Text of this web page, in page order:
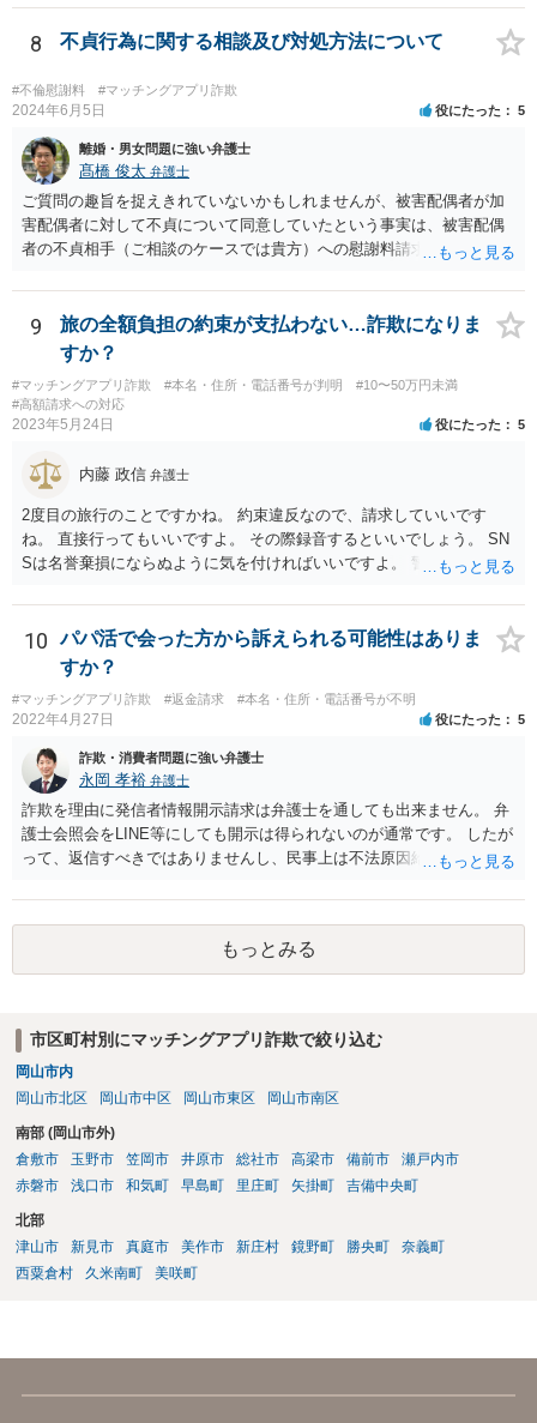
8 不貞行為に関する相談及び対処方法について
#不倫慰謝料 #マッチングアプリ詐欺
2024年6月5日 役にたった 5
離婚・男女問題に強い弁護士
髙橋 俊太 弁護士
ご質問の趣旨を捉えきれていないかもしれませんが、被害配偶者が加
害配偶者に対して不貞について同意していたという事実は、被害配偶
者の不貞相手（ご相談のケースでは貴方）への慰謝料請求に対する反
9
旅の全額負担の約束が支払わない…詐欺になりま
すか？
#マッチングアプリ詐欺 #本名・住所・電話番号が判明
#10〜50万円未満
#高額請求への対応
2023年5月24日 役にたった 5
内藤 政信 弁護士
2度目の旅行のことですかね。 約束違反なので、請求していいです
ね。 直接行ってもいいですよ。 その際録音するといいでしょう。 SN
Sは名誉棄損にならぬように気を付ければいいですよ。 警察に行って
10
パパ活で会った方から訴えられる可能性はありま
すか？
#マッチングアプリ詐欺 #返金請求 #本名・住所・電話番号が不明
2022年4月27日 役にたった 5
詐欺・消費者問題に強い弁護士
永岡 孝裕 弁護士
詐欺を理由に発信者情報開示請求は弁護士を通しても出来ません。 弁
護士会照会をLINE等にしても開示は得られないのが通常です。 したが
って、返信すべきではありませんし、民事上は不法原因給付となり返
件のようなパパ活のような案件においては警察が動くことは実務上少
なく、恥を忍んで相手方が警察へ相談したところで、いきなり逮捕さ
れる可能性は低く、あっても呼び出しの上事情聴取がまず行われるこ
とになります。 いずれにせよ、御本人から相手方へ返信するのは避け
です。
もっとみる
市区町村別にマッチングアプリ詐欺で絞り込む
岡山市内
岡山市北区
岡山市中区 岡山市東区 岡山市南区
南部 (岡山市外)
倉敷市
玉野市 笠岡市 井原市 総社市 高梁市 備前市
瀬戸内市
赤磐市
浅口市 和気町 早島町 里庄町 矢掛町 吉備中央町
北部
津山市
新見市 真庭市 美作市 新庄村 鏡野町 勝央町
奈義町
西粟倉村
久米南町 美咲町